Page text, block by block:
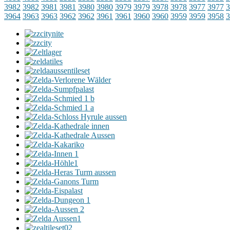
3982 3982 3981 3981 3980 3980 3979 3979 3978 3978 3977 3977
3964 3963 3963 3962 3962 3961 3961 3960 3960 3959 3959 3958